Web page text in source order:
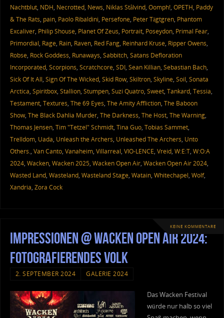
Nachtblut, NDH, Necrotted, News, Niklas Stålvind, Oomph!, OPETH, Paddy
& The Rats, pain, Paolo Ribaldini, Persefone, Peter Tägtgren, Phantom
Excaliver, Philip Shouse, Planet Of Zeus, Portrait, Poseydon, Primal Fear,
Primordial, Rage, Rain, Raven, Red Fang, Reinhard Kruse, Ripper Owens,
Robse, Rock Goddess, Runaways, Sabbitch, Satans Defloration
Incorporated, Scorpions, Scratchcore, SDI, Sean Killian, Sebastian Bach,
Sick Of It All, Sign Of The Wicked, Skid Row, Skiltron, Skyline, Soil, Sonata
Arctica, Spiritbox, Stallion, Stumpen, Suzi Quatro, Sweet, Tankard, Tessia,
Testament, Textures, The 69 Eyes, The Amity Affliction, The Baboon
Show, The Black Dahlia Murder, The Darkness, The Host, The Warning,
Thomas Jensen, Tim "Tetzel" Schmidt, Tina Guo, Tobias Sammet,
Trelldom, Uada, Unleash the Archers, Unleashed The Archers, Unto
Others., Van Canto, Vanaheim, Villarreal, VIO-LENCE, Vreid, W:E:T, W:O:A
2024, Wacken, Wacken 2025, Wacken Open Air, Wacken Open Air 2024,
Wasted Land, Wasteland, Wasteland Stage, Watain, Whitechapel, Wolf,
Xandria, Zora Cock
KEINE KOMMENTARE
Impressionen @ Wacken Open Air 2024:
fotografierendes Volk
2. SEPTEMBER 2024 GALERIE 2024
Das Wacken Festival
würde nur halb so viel